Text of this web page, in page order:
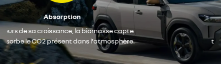
Fabrication
Le bioéthanol est fabriqué à partir de la
transformation du sucre, extrait des céréales
ou betteraves.